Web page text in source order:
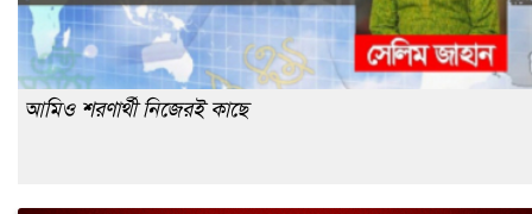
আমিও শরণার্থী নিজেরই কাছে